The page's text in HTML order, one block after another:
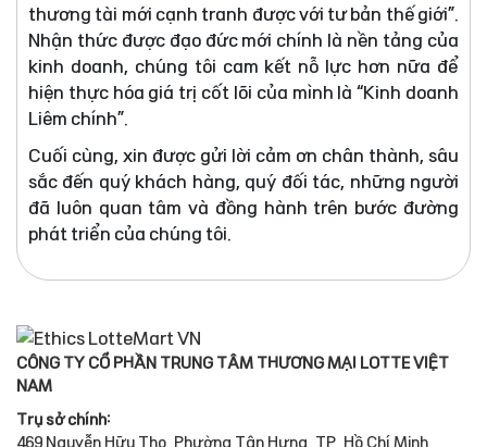
thương tài mới cạnh tranh được với tư bản thế giới”.
Nhận thức được đạo đức mới chính là nền tảng của
kinh doanh, chúng tôi cam kết nỗ lực hơn nữa để
hiện thực hóa giá trị cốt lõi của mình là “Kinh doanh
Liêm chính”.
Cuối cùng, xin được gửi lời cảm ơn chân thành, sâu
sắc đến quý khách hàng, quý đối tác, những người
đã luôn quan tâm và đồng hành trên bước đường
phát triển của chúng tôi.
CÔNG TY CỔ PHẦN TRUNG TÂM THƯƠNG MẠI LOTTE VIỆT
NAM
Trụ sở chính:
469 Nguyễn Hữu Thọ, Phường Tân Hưng, TP. Hồ Chí Minh